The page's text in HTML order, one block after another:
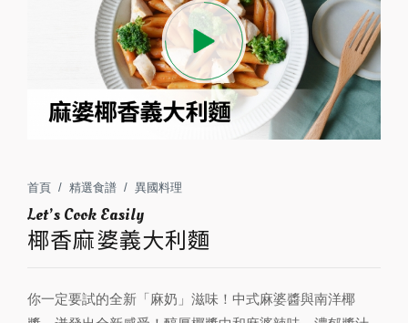
首頁 精選食譜 異國料理
椰香麻婆義大利麵
你一定要試的全新「麻奶」滋味！中式麻婆醬與南洋椰
你一定要試的全新「麻奶」滋味！中式麻婆醬與南洋椰
包覆麵體，零廚藝也能做的義大利麵
1人份 10 分鐘
PREPARATION